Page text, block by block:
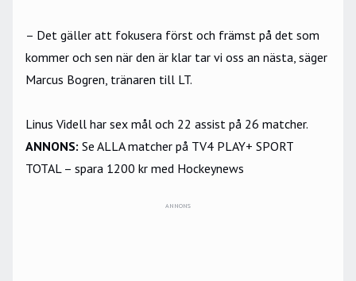
– Det gäller att fokusera först och främst på det som
kommer och sen när den är klar tar vi oss an nästa, säger
Marcus Bogren, tränaren till LT.
Linus Videll har sex mål och 22 assist på 26 matcher.
ANNONS: Se ALLA matcher på TV4 PLAY+ SPORT
TOTAL – spara 1200 kr med Hockeynews